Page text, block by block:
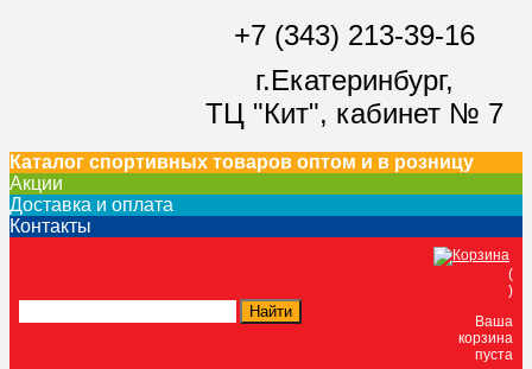
+7 (343) 213-39-16
г.Екатеринбург,
ТЦ "Кит", кабинет № 7
Каталог спортивных товаров оптом и в розницу
Акции
Доставка и оплата
Контакты
(
)
Ваша
корзина
пуста